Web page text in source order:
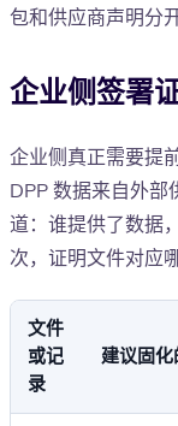
包和供应商声明分
企业侧签署
企业侧真正需要提
DPP 数据来自外
道：谁提供了数据
次，证明文件对应
文件
或记
录
建议固